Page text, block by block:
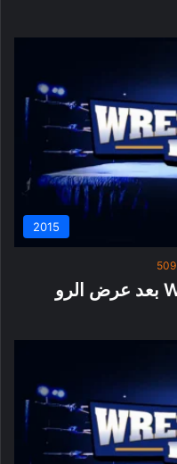
2015
509
رومان رينز ساظل بطل WWE بعد عرض الرو